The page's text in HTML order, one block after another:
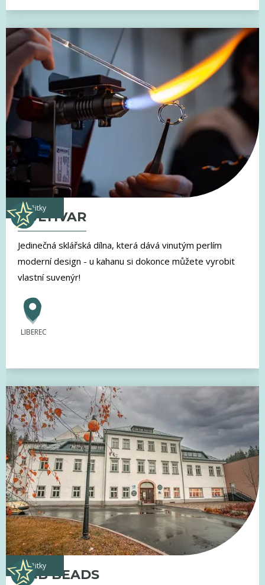
zážitky
KULTIVAR
Jedinečná sklářská dílna, která dává vinutým perlím
moderní design - u kahanu si dokonce můžete vyrobit
vlastní suvenýr!
LIBEREC
zážitky
G&B BEADS